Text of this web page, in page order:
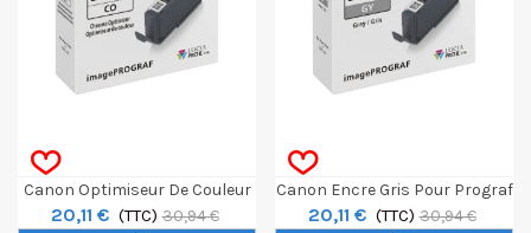
Canon Optimiseur De Couleur
Pour Prograf PRO-310 - 14,4ml
20,11 € (TTC) 30,94 €
Canon Encre Gris Pour Prograf
PRO-310 - 14,4ml
20,11 € (TTC) 30,94 €